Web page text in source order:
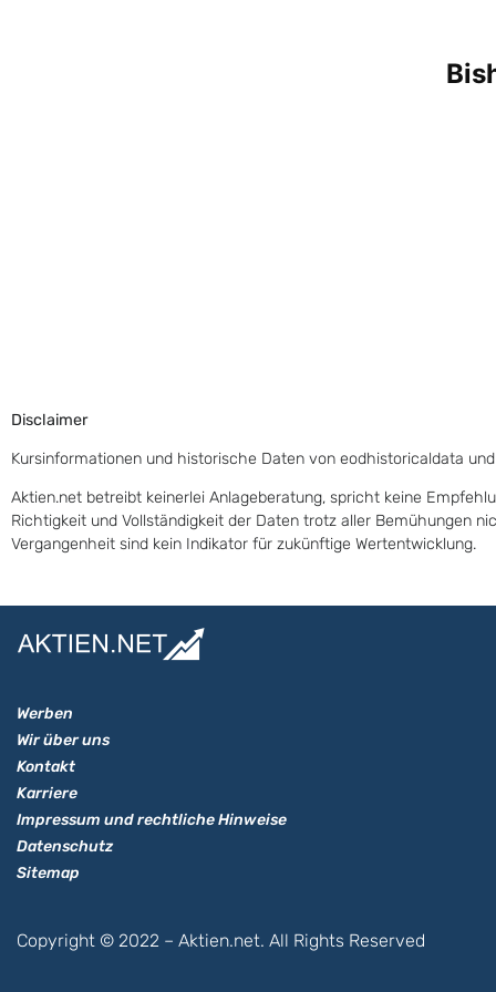
Disclaimer
Kursinformationen und historische Daten von eodhistoricaldata und
Aktien.net betreibt keinerlei Anlageberatung, spricht keine
Richtigkeit und Vollständigkeit der Daten trotz aller Bemühungen
Vergangenheit sind kein Indikator für zukünftige Wertentwicklung.
Werben
Wir über uns
Kontakt
Karriere
Impressum und rechtliche Hinweise
Datenschutz
Sitemap
Copyright © 2022 – Aktien.net. All Rights Reserved